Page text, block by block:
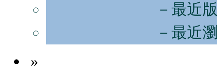
－最近
－最近
»